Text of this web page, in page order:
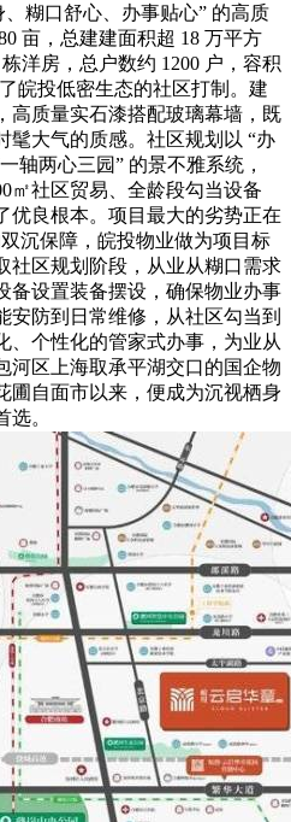
糊口舒心、办事贴心” 的高质
亩，总建建面积超 18 万平方
洋房，总户数约 1200 户，容积
皖投低密生态的社区打制。建
高质量实石漆搭配玻璃幕墙，既
髦大气的质感。社区规划以 “办
轴两心三园” 的景不雅系统，
㎡社区贸易、全龄段勾当设备
优良根本。项目最大的劣势正在
沉保障，皖投物业做为项目标
社区规划阶段，从业从糊口需求
备设置装备摆设，确保物业办事
安防到日常维修，从社区勾当到
、个性化的管家式办事，为业从
河区上海取承平湖交口的国企物
圃自面市以来，便成为沉视栖身
。